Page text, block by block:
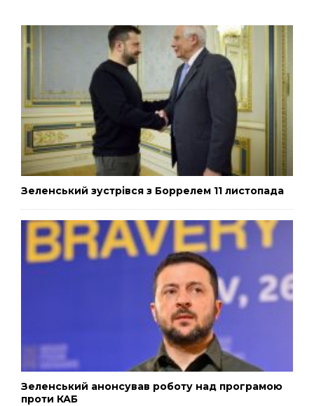
Зеленський зустрівся з Боррелем 11 листопада
Зеленський анонсував роботу над програмою
проти КАБ